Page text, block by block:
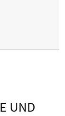
UND